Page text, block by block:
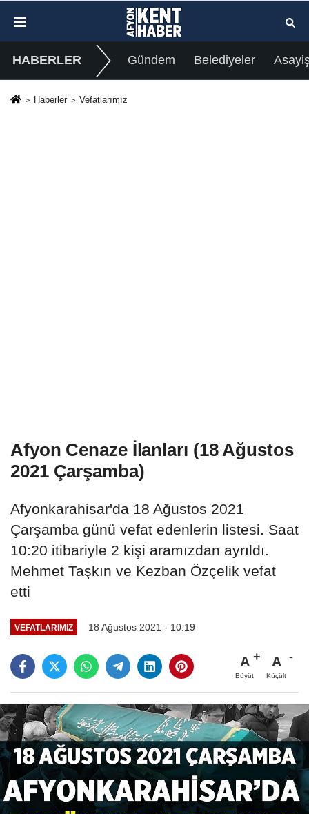
HABERLER Gündem Belediyeler
Haberler Vefatlarımız
Afyon Cenaze İlanları (18 Ağustos
2021 Çarşamba)
Afyonkarahisar'da 18 Ağustos 2021
Çarşamba günü vefat edenlerin listesi. Saat
10:20 itibariyle 2 kişi aramızdan ayrıldı.
Mehmet Taşkın ve Kezban Özçelik vefat
etti
VEFATLARIMIZ 18 Ağustos 2021 - 10:19
A
Büyüt
A
Küçült